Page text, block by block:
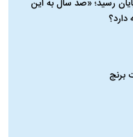
به پایان رسید؛ «صد سال به این
برنج